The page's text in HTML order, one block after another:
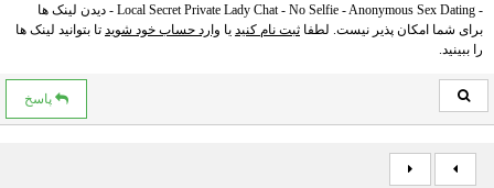
- Local Secret Private Lady Chat - No Selfie - Anonymous Sex Dating - دیدن لینک ها
برای شما امکان پذیر نیست. لطفا ثبت نام کنید یا وارد حساب خود شوید تا بتوانید لینک ها
را ببینید.
پاسخ